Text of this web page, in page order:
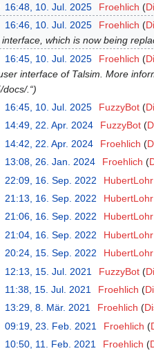
16:48, 10. Jul. 2025 Froehlich
16:46, 10. Jul. 2025 Froehlich
which is now being
16:45, 10. Jul. 2025 Froehlich
interface of Talsim. More
.“
16:45, 10. Jul. 2025 FuzzyBot
14:49, 22. Apr. 2024 FuzzyBot
14:42, 22. Apr. 2024 Froehlich
13:08, 26. Jan. 2024 Froehlich
22:09, 16. Sep. 2022 HubertLohr
21:13, 16. Sep. 2022 HubertLohr
21:06, 16. Sep. 2022 HubertLohr
21:04, 16. Sep. 2022 HubertLohr
20:24, 15. Sep. 2022 HubertLohr
12:13, 15. Jul. 2021 FuzzyBot
11:38, 15. Jul. 2021 Froehlich
13:29, 8. Mär. 2021 Froehlich
09:19, 23. Feb. 2021 Froehlich
10:50, 11. Feb. 2021 Froehlich